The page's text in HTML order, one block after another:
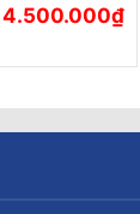
Giá
gốc
5.000.000₫.
4.500.000₫Giá
là: